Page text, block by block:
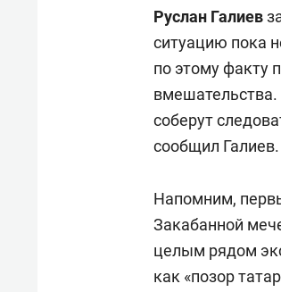
Руслан Галиев
ситуацию пока
по этому факту
соберут
сообщил Галиев.
Напомним,
Закабанной
целым рядом
как «позор